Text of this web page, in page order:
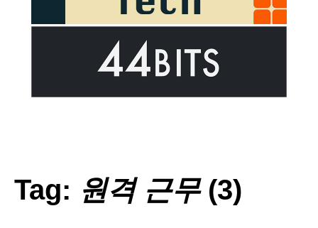
Tag: 원격 근무(3)